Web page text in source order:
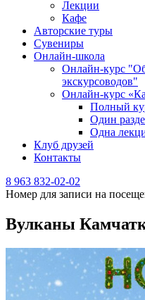
Лекции
Кафе
Авторские туры
Сувениры
Онлайн-школа
Онлайн-курс
экскурсоводов"
Онлайн-курс
Полный
Один
Одна
Клуб друзей
Контакты
8 963 832-02-02
Номер для записи на
Вулканы